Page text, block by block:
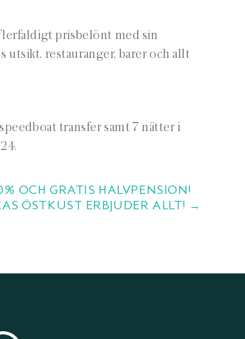
prisbelönt med sin
utsikt, restauranger, barer och allt
transfer samt 7 nätter i
OCH GRATIS HALVPENSION!
ÖSTKUST ERBJUDER ALLT! →